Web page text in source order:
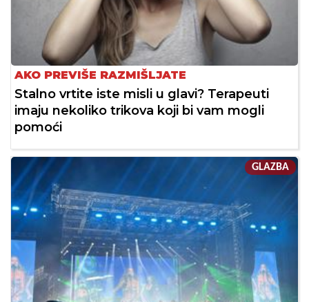
AKO PREVIŠE RAZMIŠLJATE
Stalno vrtite iste misli u glavi? Terapeuti
imaju nekoliko trikova koji bi vam mogli
pomoći
GLAZBA